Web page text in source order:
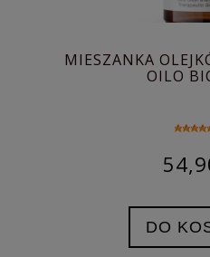
MIESZANKA
OILO
DO